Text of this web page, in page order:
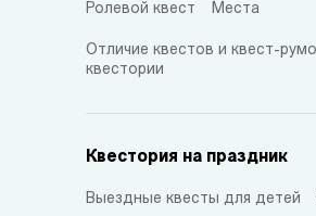
Ролевой квест Места
Отличие квестов и квест-
квестории
Квестория на праздник
Выездные квесты для детей